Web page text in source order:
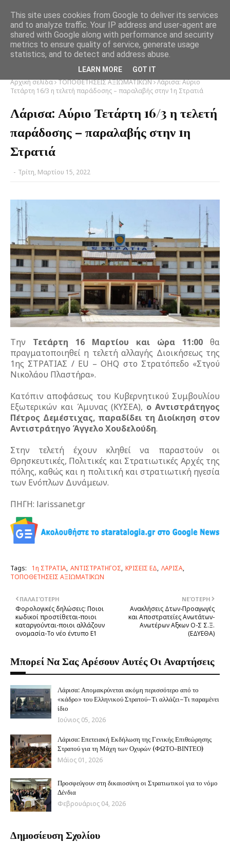
Αρχική σελίδα ΤΟΠΟΘΕΤΗΣΕΙΣ ΑΞΙΩΜΑΤΙΚΩΝ Λάρισα: Αύριο
Τετάρτη 16/3 η τελετή παράδοσης – παραλαβής στην 1η Στρατιά
Λάρισα: Αύριο Τετάρτη 16/3 η τελετή
παράδοσης – παραλαβής στην 1η
Στρατιά
- Τρίτη, Μαρτίου 15, 2022
Την Τετάρτη 16 Μαρτίου και ώρα 11:00 θα
πραγματοποιηθεί η τελετή αλλαγής Διοικήσεως της
1ης ΣΤΡΑΤΙΑΣ / EU – OHQ στο Στρατόπεδο «Στγού
Νικολάου Πλαστήρα».
Κατόπιν αποφάσεως του Κυβερνητικού Συμβουλίου
Εξωτερικών και Άμυνας (ΚΥΣΕΑ), ο Αντιστράτηγος
Πέτρος Δεμέστιχας, παραδίδει τη Διοίκηση στον
Αντιστράτηγο Άγγελο Χουδελούδη.
Στην τελετή έχουν κληθεί να παραστούν οι
Θρησκευτικές, Πολιτικές και Στρατιωτικές Αρχές της
πόλης, καθώς και η πολιτική και στρατιωτική ηγεσία
των Ενόπλων Δυνάμεων.
ΠΗΓΗ: larissanet.gr
Tags: 1η ΣΤΡΑΤΙΑ ΑΝΤΙΣΤΡΑΤΗΓΟΣ ΚΡΙΣΕΙΣ ΕΔ ΛΑΡΙΣΑ
ΤΟΠΟΘΕΤΗΣΕΙΣ ΑΞΙΩΜΑΤΙΚΩΝ
ΝΕΌΤΕΡΗ
Ανακλήσεις Δτων-Προαγωγές
και Αποστρατείες Ανωτάτων-
Ανωτέρων Αξκων Ο-Σ Σ.Ξ.
(ΕΔΥΕΘΑ)
ΠΑΛΑΙΌΤΕΡΗ
Φορολογικές δηλώσεις: Ποιοι
κωδικοί προστίθεται-ποιοι
καταργούνται-ποιοι αλλάζουν
ονομασία-Το νέο έντυπο Ε1
Μπορεί Να Σας Αρέσουν Αυτές Οι Αναρτήσεις
Λάρισα: Απομακρύνεται ακόμη περισσότερο από το
«κάδρο» του Ελληνικού Στρατού–Τι αλλάζει–Τι παραμένει
ίδιο
Ιούνιος 05, 2026
Λάρισα: Επετειακή Εκδήλωση της Γενικής Επιθεώρησης
Στρατού για τη Μάχη των Οχυρών (ΦΩΤΟ-ΒΙΝΤΕΟ)
Μάϊος 01, 2026
Προσφεύγουν στη δικαιοσύνη οι Στρατιωτικοί για το νόμο
Δένδια
Φεβρουάριος 04, 2026
Δημοσίευση Σχολίου
This site uses cookies from Google to deliver its services
and to analyze traffic. Your IP address and user-agent are
shared with Google along with performance and security
metrics to ensure quality of service, generate usage
statistics, and to detect and address abuse.
LEARN MORE GOT IT